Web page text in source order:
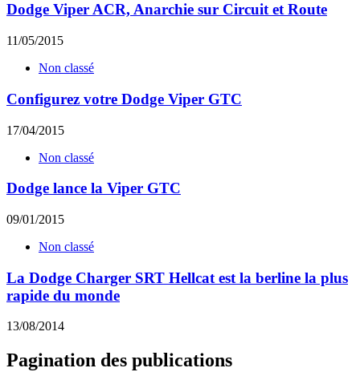
Dodge Viper ACR, Anarchie sur Circuit et Route
11/05/2015
Non classé
Configurez votre Dodge Viper GTC
17/04/2015
Non classé
Dodge lance la Viper GTC
09/01/2015
Non classé
La Dodge Charger SRT Hellcat est la berline la plus
rapide du monde
13/08/2014
Pagination des publications